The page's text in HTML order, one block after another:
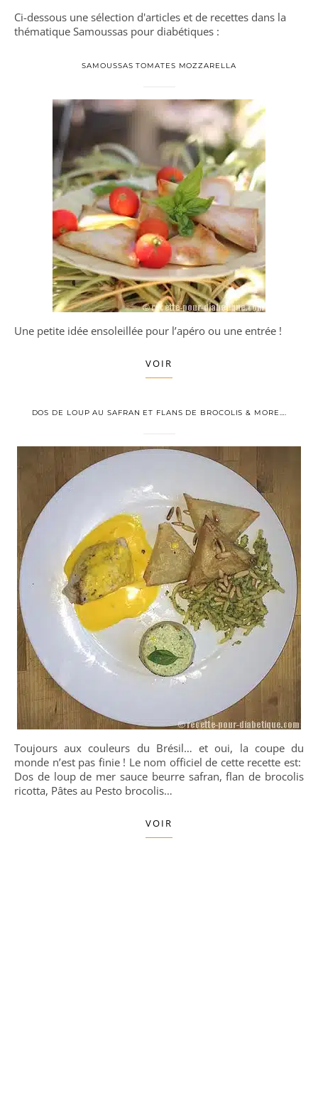
Ci-dessous une sélection d'articles et de recettes dans la
thématique Samoussas pour diabétiques :
SAMOUSSAS TOMATES MOZZARELLA
Une petite idée ensoleillée pour l’apéro ou une entrée !
VOIR
DOS DE LOUP AU SAFRAN ET FLANS DE BROCOLIS & MORE….
Toujours aux couleurs du Brésil… et oui, la coupe du
monde n’est pas finie ! Le nom officiel de cette recette est:
Dos de loup de mer sauce beurre safran, flan de brocolis
ricotta, Pâtes au Pesto brocolis…
VOIR